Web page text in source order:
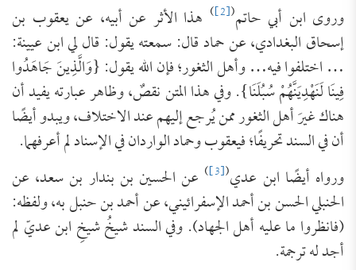
وروى ابن أبي حاتم(
[2]
) هذا الأثر عن أبيه، عن يعقوب بن
إسحاق البغدادي، عن حماد قال: سمعته يقول: قال لي ابن عيينة:
… اختلفوا فيه… وأهل الثغور؛ فإن الله يقول: {وَالَّذِينَ جَاهَدُوا
فِينَا لَنَهْدِيَنَّهُمْ سُبُلَنَا}. وفي هذا المتن نقصٌ، وظاهر عبارته يفيد أن
هناك غيرَ أهل الثغور ممن يُرجع إليهم عند الاختلاف، ويبدو أيضًا
أن في السند تحريفًا؛ فيعقوب وحماد الواردان في الإسناد لم أعرفهما.
ورواه أيضًا ابن عدي(
[3]
) عن الحسين بن بندار بن سعد، عن
الحنبلي الحسن بن أحمد الإسفرائيني، عن أحمد بن حنبل به، ولفظه:
(فانظروا ما عليه أهل الجهاد). وفي السند شيخُ شيخِ ابن عديّ لم
أجد له ترجمة.